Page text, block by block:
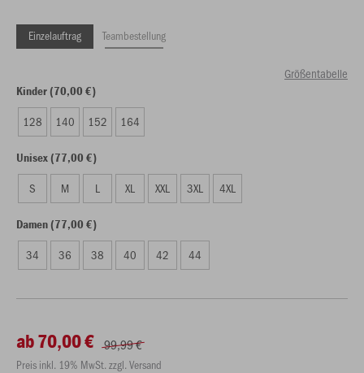
Einzelauftrag Teambestellung
Größentabelle
Kinder (70,00 €)
128 140 152 164
Unisex (77,00 €)
S M L XL XXL 3XL 4XL
Damen (77,00 €)
34 36 38 40 42 44
ab 70,00 € 99,99 €
Preis inkl. 19% MwSt. zzgl. Versand